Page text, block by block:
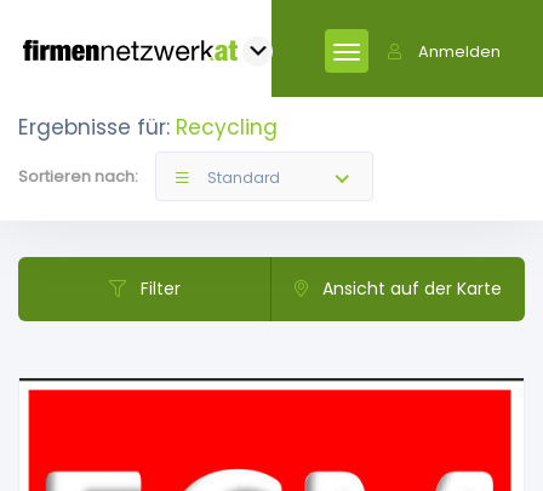
Anmelden
Ergebnisse für: Recycling
Sortieren nach: Standard
Filter Ansicht auf der Karte